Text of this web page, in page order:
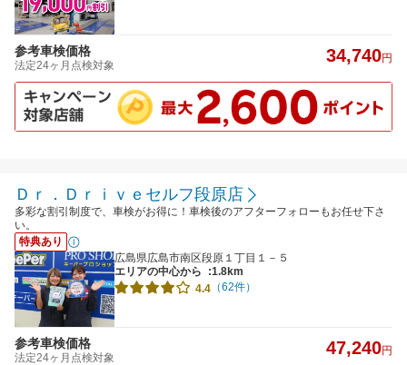
参考車検価格
法定24ヶ月点検対象 34,740円
Ｄｒ．Ｄｒｉｖｅセルフ段原店
多彩な割引制度で、車検がお得に！車検後のアフターフォローもお任せ下さ
い。
特典あり
広島県広島市南区段原１丁目１－５
エリアの中心から
:1.8km
4.4 （62件）
参考車検価格
法定24ヶ月点検対象 47,240円